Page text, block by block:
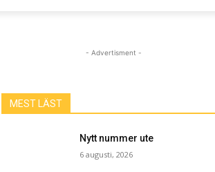
- Advertisment -
MEST LÄST
Nytt nummer ute
6 augusti, 2026